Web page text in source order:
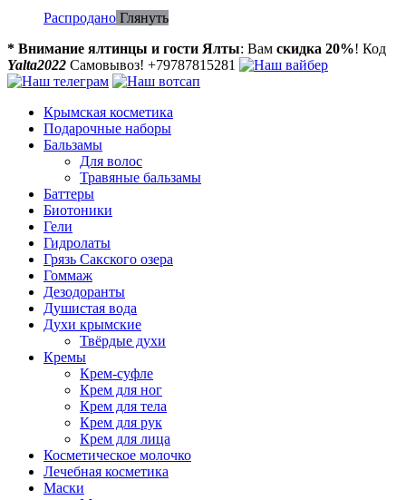
Распродано Глянуть
* Внимание ялтинцы и гости Ялты: Вам скидка 20%! Код
Yalta2022 Самовывоз! +79787815281
Крымская косметика
Подарочные наборы
Бальзамы
Для волос
Травяные бальзамы
Баттеры
Биотоники
Гели
Гидролаты
Грязь Сакского озера
Гоммаж
Дезодоранты
Душистая вода
Духи крымские
Твёрдые духи
Кремы
Крем-суфле
Крем для ног
Крем для тела
Крем для рук
Крем для лица
Косметическое молочко
Лечебная косметика
Маски